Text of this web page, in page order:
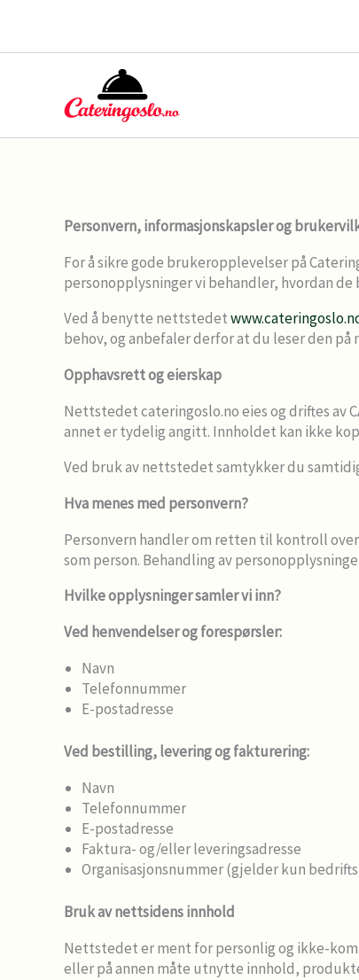
til
Personvern, informasjonskapsler og
For å sikre gode brukeropplevelser på
personopplysninger vi behandler, hvordan
Ved å benytte nettstedet
behov, og anbefaler derfor at du leser den på
Opphavsrett og eierskap
Nettstedet cateringoslo.no eies og driftes av
annet er tydelig angitt. Innholdet kan ikke
Ved bruk av nettstedet samtykker du
Hva menes med personvern?
Personvern handler om retten til kontroll
som person. Behandling av
Hvilke opplysninger samler vi inn?
Ved henvendelser og forespørsler:
Navn
Telefonnummer
E-postadresse
Ved bestilling, levering og fakturering:
Navn
Telefonnummer
E-postadresse
Faktura- og/eller leveringsadresse
Organisasjonsnummer (gjelder kun
Bruk av nettsidens innhold
Nettstedet er ment for personlig og ikke-
eller på annen måte utnytte innhold,